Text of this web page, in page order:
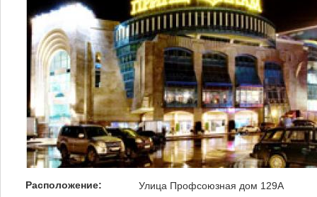
Расположение:
Улица Профсоюзная дом 129А